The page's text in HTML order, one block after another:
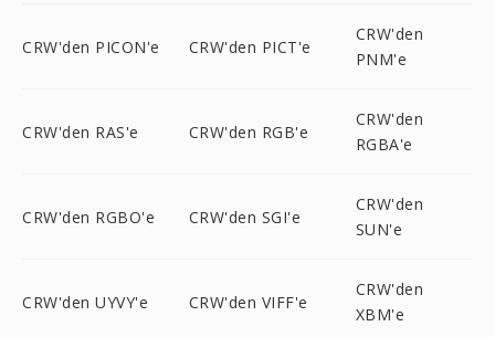
CRW'den PICON'e CRW'den PICT'e
CRW'den
PNM'e
CRW'den RAS'e CRW'den RGB'e
CRW'den
RGBA'e
CRW'den RGBO'e CRW'den SGI'e
CRW'den
SUN'e
CRW'den UYVY'e CRW'den VIFF'e
CRW'den
XBM'e